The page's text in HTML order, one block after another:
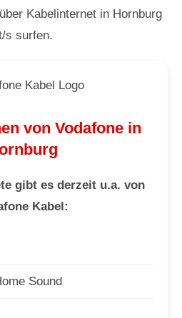
Kabelinternet in Hornburg
s surfen.
von Vodafone in
gibt es derzeit u.a. von
Kabel:
Sound